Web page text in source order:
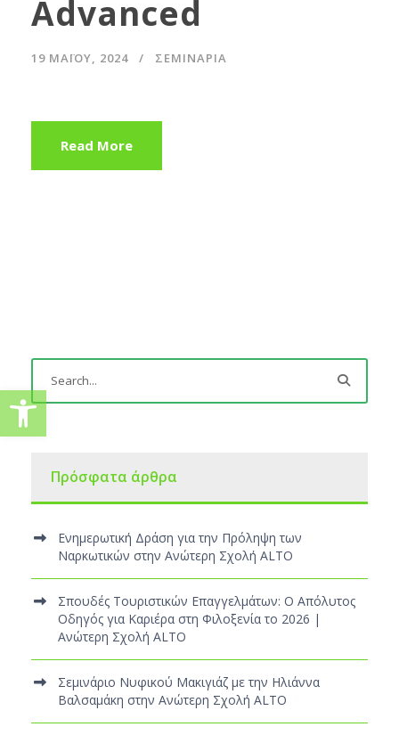
Advanced
19 ΜΑΪ́ΟΥ, 2024 ΣΕΜΙΝΆΡΙΑ
Read More
Πρόσφατα άρθρα
Ενημερωτική Δράση για την Πρόληψη των
Ναρκωτικών στην Ανώτερη Σχολή ALTO
Σπουδές Τουριστικών Επαγγελμάτων: Ο Απόλυτος
Οδηγός για Καριέρα στη Φιλοξενία το 2026 |
Ανώτερη Σχολή ALTO
Σεμινάριο Νυφικού Μακιγιάζ με την Ηλιάννα
Βαλσαμάκη στην Ανώτερη Σχολή ALTO
Ανοίξτε τη γραμμή